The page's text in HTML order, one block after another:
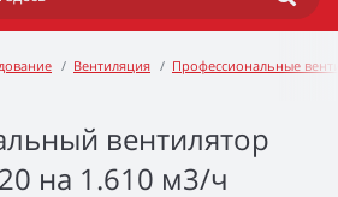
Вентиляция Профессиональные
вентилятор
20 на 1.610 м3/ч